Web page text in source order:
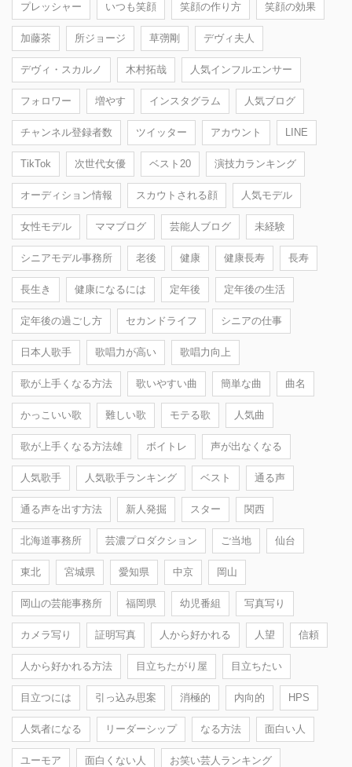
プレッシャー いつも笑顔 笑顔の作り方 笑顔の効果
加藤茶 所ジョージ 草彅剛 デヴィ夫人
デヴィ・スカルノ 木村拓哉 人気インフルエンサー
フォロワー 増やす インスタグラム 人気ブログ
チャンネル登録者数 ツイッター アカウント LINE
TikTok 次世代女優 ベスト20 演技力ランキング
オーディション情報 スカウトされる顔 人気モデル
女性モデル ママブログ 芸能人ブログ 未経験
シニアモデル事務所 老後 健康 健康長寿 長寿
長生き 健康になるには 定年後 定年後の生活
定年後の過ごし方 セカンドライフ シニアの仕事
日本人歌手 歌唱力が高い 歌唱力向上
歌が上手くなる方法 歌いやすい曲 簡単な曲 曲名
かっこいい歌 難しい歌 モテる歌 人気曲
歌が上手くなる方法雄 ボイトレ 声が出なくなる
人気歌手 人気歌手ランキング ベスト 通る声
通る声を出す方法 新人発掘 スター 関西
北海道事務所 芸濃プロダクション ご当地 仙台
東北 宮城県 愛知県 中京 岡山
岡山の芸能事務所 福岡県 幼児番組 写真写り
カメラ写り 証明写真 人から好かれる 人望 信頼
人から好かれる方法 目立ちたがり屋 目立ちたい
目立つには 引っ込み思案 消極的 内向的 HPS
人気者になる リーダーシップ なる方法 面白い人
ユーモア 面白くない人 お笑い芸人ランキング